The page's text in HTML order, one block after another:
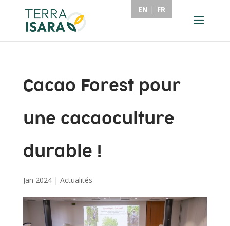
Cacao Forest pour
une cacaoculture
durable !
Jan 2024| Actualités
EN FR